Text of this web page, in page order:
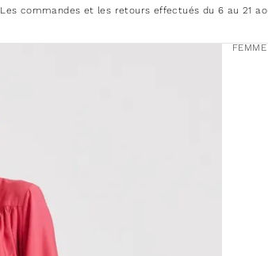
Les commandes et les retours effectués du 6 au 21
FEMME